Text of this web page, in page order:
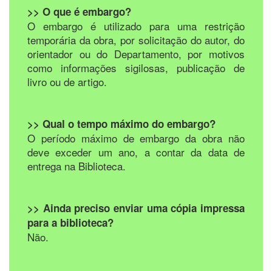
>> O que é embargo?
O embargo é utilizado para uma restrição
temporária da obra, por solicitação do autor, do
orientador ou do Departamento, por motivos
como informações sigilosas, publicação de
livro ou de artigo.
>> Qual o tempo máximo do embargo?
O período máximo de embargo da obra não
deve exceder um ano, a contar da data de
entrega na Biblioteca.
>> Ainda preciso enviar uma cópia impressa
para a biblioteca?
Não.